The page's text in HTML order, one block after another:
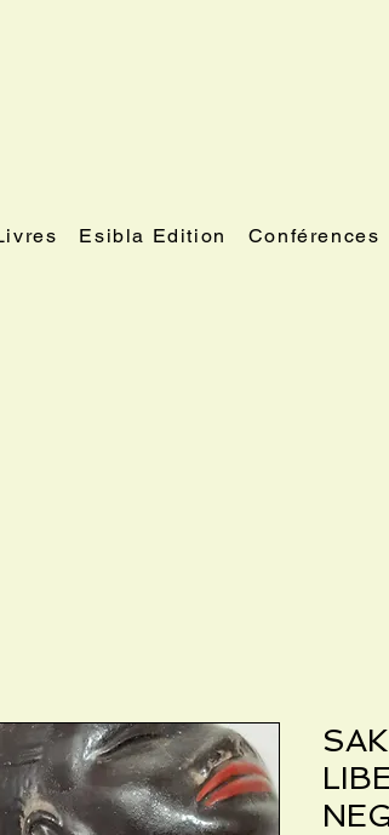
Esibla Edition Conférences